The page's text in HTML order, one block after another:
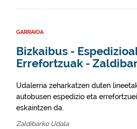
GARRAIOA
Bizkaibus -
Errefortzuak -
Udalerria zeharkatzen duten
autobusen espedizio eta
eskaintzen da.
Zaldibarko Udala